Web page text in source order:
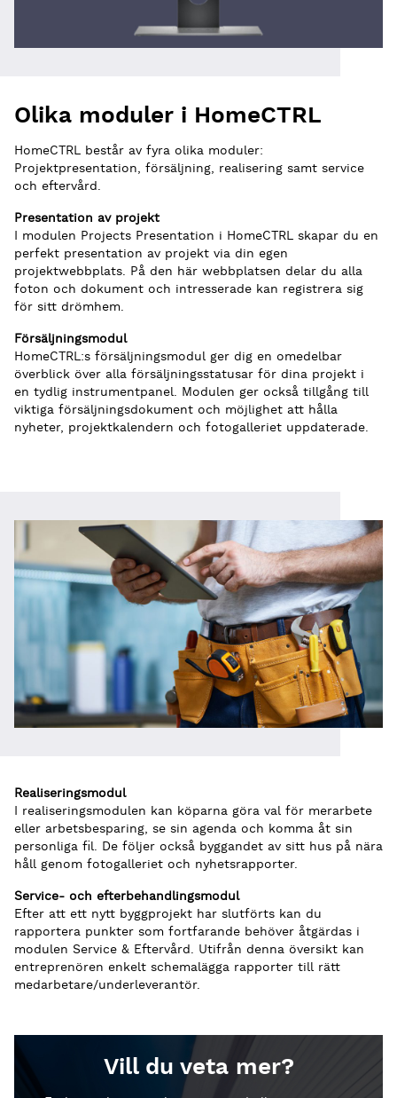
Olika moduler i HomeCTRL
HomeCTRL består av fyra olika moduler:
Projektpresentation, försäljning, realisering samt service
och eftervård.
Presentation av projekt
I modulen Projects Presentation i HomeCTRL skapar du en
perfekt presentation av projekt via din egen
projektwebbplats. På den här webbplatsen delar du alla
foton och dokument och intresserade kan registrera sig
för sitt drömhem.
Försäljningsmodul
HomeCTRL:s försäljningsmodul ger dig en omedelbar
överblick över alla försäljningsstatusar för dina projekt i
en tydlig instrumentpanel. Modulen ger också tillgång till
viktiga försäljningsdokument och möjlighet att hålla
nyheter, projektkalendern och fotogalleriet uppdaterade.
Realiseringsmodul
I realiseringsmodulen kan köparna göra val för merarbete
eller arbetsbesparing, se sin agenda och komma åt sin
personliga fil. De följer också byggandet av sitt hus på nära
håll genom fotogalleriet och nyhetsrapporter.
Service- och efterbehandlingsmodul
Efter att ett nytt byggprojekt har slutförts kan du
rapportera punkter som fortfarande behöver åtgärdas i
modulen Service & Eftervård. Utifrån denna översikt kan
entreprenören enkelt schemalägga rapporter till rätt
medarbetare/underleverantör.
Vill du veta mer?